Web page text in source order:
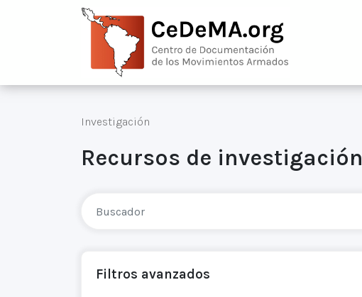
Investigación
Recursos de investigación
Filtros avanzados